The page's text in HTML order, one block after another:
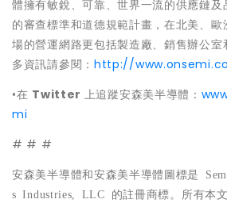
體擁有敏銳、可靠、世界一流的供應鏈
的審查標準和道德規範計畫，在北美、
場的營運網路更包括製造廠、銷售辦公
多資訊請參閱： http://
•在 Twitter 上追蹤安森美半導體：
mi
# # #
安森美半導體和安森美半導體圖標是
s Industries, LLC 的註冊商標。所有本